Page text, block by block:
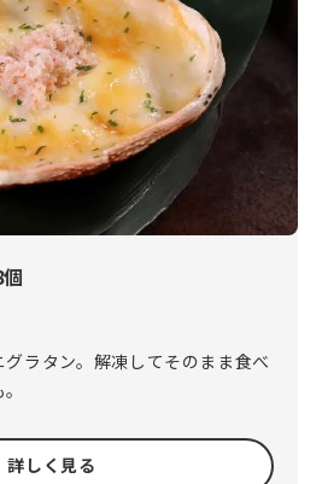
ラタン。解凍してそのまま食べ
詳しく見る